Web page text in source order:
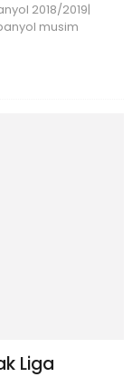
2018/2019|
musim
Liga